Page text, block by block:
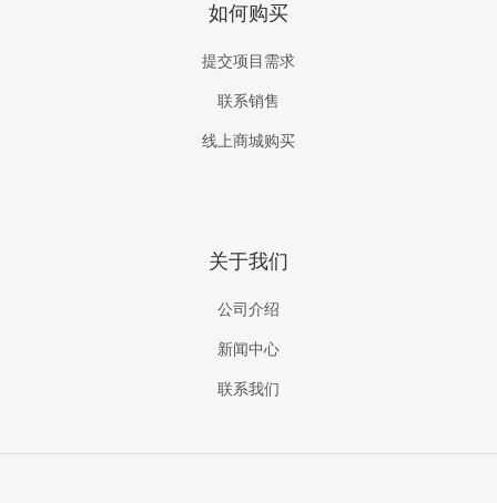
如何购买
提交项目需求
联系销售
线上商城购买
关于我们
公司介绍
新闻中心
联系我们